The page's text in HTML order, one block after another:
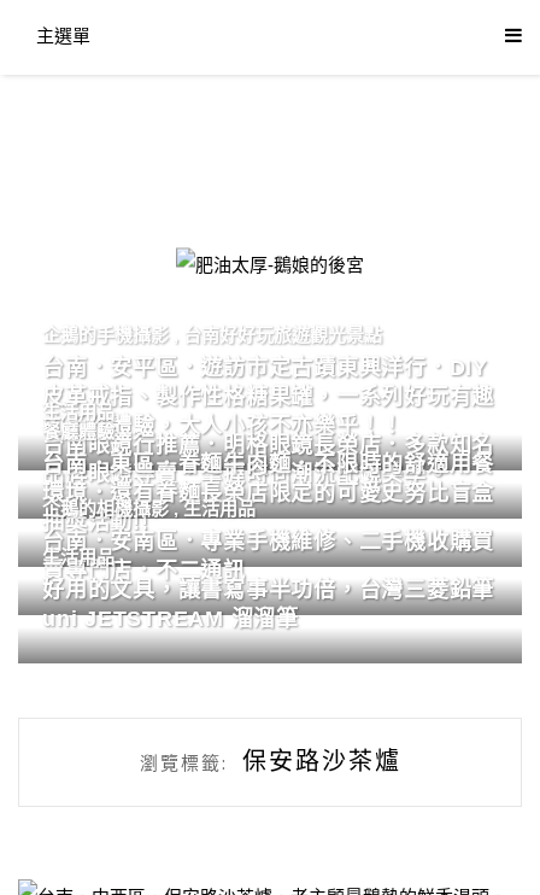
主選單
肥油太厚-鵝娘的後宮
企鵝的手機攝影 台南好好玩旅遊觀光景點
台南．安平區．遊訪市定古蹟東興洋行．DIY
皮革戒指、製作性格糖果罐，一系列好玩有趣
的手作體驗，大人小孩不亦樂乎！！
生活用品
台南眼鏡行推薦．明格眼鏡長榮店．多款知名
品牌眼鏡專賣．掌握時尚潮流配鏡美學。
餐廳體驗
台南．東區．眷麵牛肉麵．不限時的舒適用餐
環境．還有眷麵長榮店限定的可愛史努比盲盒
抽獎活動!!
企鵝的相機攝影,生活用品
台南．安南區．專業手機維修、二手機收購買
賣專門店．不二通訊
生活用品
好用的文具，讓書寫事半功倍，台灣三菱鉛筆
uni JETSTREAM 溜溜筆
瀏覽標籤: 保安路沙茶爐